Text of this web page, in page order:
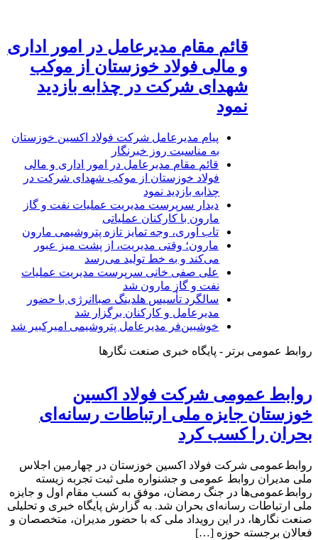
قائم مقام مدیرعامل در امور اداری
و مالی فولاد خوزستان از موکب
شهدای شرکت در چذابه بازدید
نمود
پیام مدیرعامل شرکت فولاد اکسین خوزستان
به مناسبت روز خبرنگار
قائم مقام مدیرعامل در امور اداری و مالی
فولاد خوزستان از موکب شهدای شرکت در
چذابه بازدید نمود
دیدار سرپرست مدیریت عملیات نفت و گاز
مارون با کارکنان عملیاتی
تاب آوری، وجه تمایز تازه پتروشیمی مارون
مارون؛ وقتی مدیریت، از پشت میز عبور
می‌کند و به خط تولید می‌رسد
علی صفی خانی سرپرست مدیریت عملیات
نفت و گاز مارون شد
سالگرد تأسیس هلدینگ صباانرژی با حضور
مدیرعامل و کارکنان برگزار شد
خوشبین‌فر مدیرعامل پتروشیمی امیرکبیر شد
روابط عمومی برتر - پایگاه خبری صنعت نگارها
روابط‌ عمومی شرکت فولاد اکسین
خوزستان جایزه ملی ارتباطات رسانه‌ای
بحران را کسب کرد
روابط‌عمومی شرکت فولاد اکسین خوزستان در چهارمین اجلاس
ملی مدیران روابط‌ عمومی و جشنواره ملی ثبت تجربه زیسته
روابط‌عمومی‌ها در جنگ رمضان، موفق به کسب مقام اول و جایزه
ملی ارتباطات رسانه‌ای بحران شد. به گزارش پایگاه خبری و تحلیلی
صنعت نگارها، در این رویداد ملی که با حضور مدیران، متخصصان و
فعالان برجسته حوزه […]